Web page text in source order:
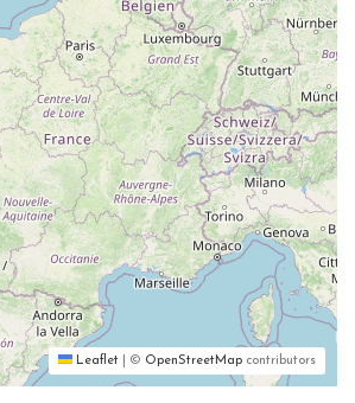
Leaflet © OpenStreetMap contributors